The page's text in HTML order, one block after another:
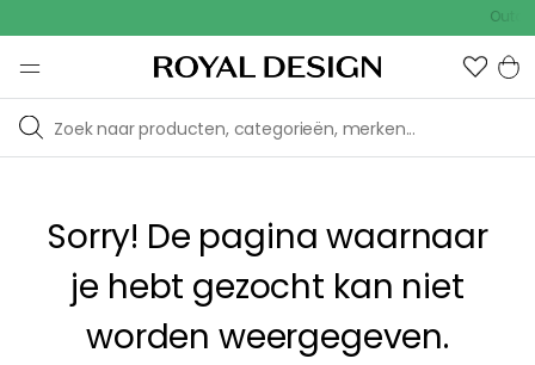
Sorry! De pagina waarnaar
je hebt gezocht kan niet
worden weergegeven.